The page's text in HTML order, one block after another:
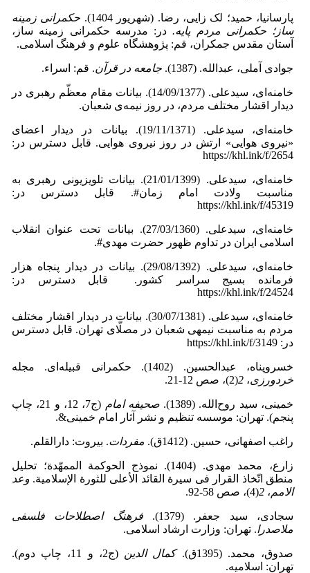
پارسانیا، حمید؛ لک زایی، رضا. (شهریور 1404).
حکمرانی زمینه
ساز؛ حکمرانی مردم پایه.در: مدرسه حکمرانی زمینه ساز،
آستان مقدس جمکران، قم: پژوهشگاه علوم و فرهنگ اسلامی.
جوادی آملی، عبدالله. (1387). جامعه در قرآن. قم: اسراء.
خامنه‌ای، سیدعلی. (14/09/1377). بیانات مقام معظّم رهبری در
دیدار اقشار مختلف مردم، در روز نیمه‌ی شعبان.
خامنه‌ای، سیدعلی. (19/11/1371). بیانات در دیدار اعضای
«نیروی هوایی» ارتش در روز نیروی هوایی. قابل دسترس در:
https://khl.ink/f/2654
خامنه‌ای، سید‌علی. (21/01/1399). بیانات تلویزیونی رهبری به
مناسبت ولادت امام زمان#. قابل دسترس در:
https://khl.ink/f/45319
خامنه‌ای، سیدعلی. (27/03/1360). بیانات تحت عنوان انقلاب
اسلامی ایران در تداوم ظهور حضرت مهدی#.
خامنه‌ای، سیدعلی. (29/08/1392). بیانات در دیدار پنجاه هزار
فرمانده بسیج سراسر کشور. قابل دسترس در:
https://khl.ink/f/24524
خامنه‌ای، سیدعلی. (30/07/1381). بیانات در دیدار اقشار مختلف
مردم به مناسبت نیمه‏ی شعبان در مصلّای تهران. قابل دسترس
در: https://khl.ink/f/3149
خسروپناه، عبدالحسین. (1402). حکمرانی قبیله‌ای. مجله
خردورزی، 2(2)، صص 12-21.
خمینی، سید روح‌الله. (1389). صحیفه امام
(ج7، 12، و 21، چاپ
پنجم). تهران: موسسه تنظیم و نشر آثار امام خمینی&.
راغب اصفهانی، حسین. (1412ق). مفردات. بیروت: دارالقلم.
زارع، محمد مهدی. (1404). نموذج الحوکمة الممهّدة؛ تحلیل
منطق اتّخاذ القرار فی سیرة القائد الأعلی للثورة الإسلامیة. وعد
الامم، 2(4)، صص 58-92.
سجادی، سید جعفر. (1379).
فرهنگ اصطلاحات فلسفی
ملاصدرا. تهران: وزارت ارشاد اسلامی.
صدوق، محمد. (1395ق). کمال الدین
(ج2، و 11، چاپ دوم).
تهران: اسلامیه.